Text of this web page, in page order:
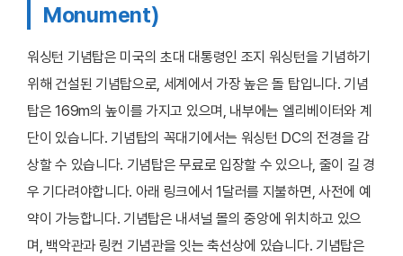
Monument)
워싱턴 기념탑은 미국의 초대 대통령인 조지 워싱턴을 기념하기
위해 건설된 기념탑으로, 세계에서 가장 높은 돌 탑입니다. 기념
탑은 169m의 높이를 가지고 있으며, 내부에는 엘리베이터와 계
단이 있습니다. 기념탑의 꼭대기에서는 워싱턴 DC의 전경을 감
상할 수 있습니다. 기념탑은 무료로 입장할 수 있으나, 줄이 길 경
우 기다려야합니다. 아래 링크에서 1달러를 지불하면, 사전에 예
약이 가능합니다. 기념탑은 내셔널 몰의 중앙에 위치하고 있으
며, 백악관과 링컨 기념관을 잇는 축선상에 있습니다. 기념탑은